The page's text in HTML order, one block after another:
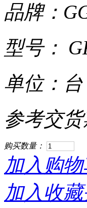
品牌：
型号：
单位：台
参考交
购买数量：
加入购
加入收